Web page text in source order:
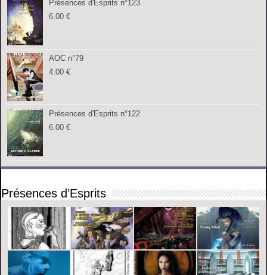
Présences d'Esprits n°123
6.00€
AOC n°79
4.00€
Présences d'Esprits n°122
6.00€
Présences d’Esprits